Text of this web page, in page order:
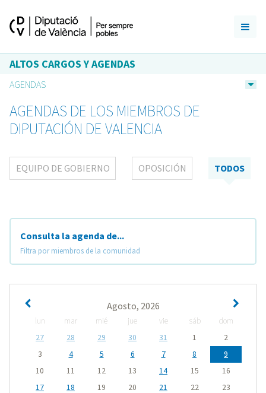
ALTOS CARGOS Y AGENDAS
AGENDAS
AGENDAS DE LOS MIEMBROS DE
DIPUTACIÓN DE VALENCIA
EQUIPO DE GOBIERNO OPOSICIÓN TODOS
Consulta la agenda de...
Filtra por miembros de la comunidad
Agosto, 2026
lun mar mié jue vie sáb
dom
27
28 29 30 31 1
2
3
4 5 6 7 8
9
10
11 12 13 14 15
16
17
18 19 20 21 22
23